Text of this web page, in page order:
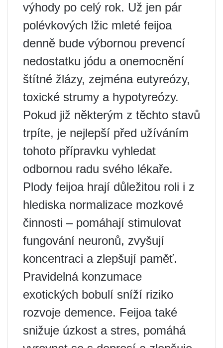
výhody po celý rok. Už jen pár
polévkových lžic mleté ​​feijoa
denně bude výbornou prevencí
nedostatku jódu a onemocnění
štítné žlázy, zejména eutyreózy,
toxické strumy a hypotyreózy.
Pokud již některým z těchto stavů
trpíte, je nejlepší před užíváním
tohoto přípravku vyhledat
odbornou radu svého lékaře.
Plody feijoa hrají důležitou roli i z
hlediska normalizace mozkové
činnosti – pomáhají stimulovat
fungování neuronů, zvyšují
koncentraci a zlepšují paměť.
Pravidelná konzumace
exotických bobulí sníží riziko
rozvoje demence. Feijoa také
snižuje úzkost a stres, pomáhá